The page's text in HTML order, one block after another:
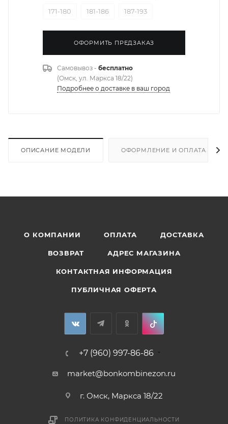
171-180 181-186 187-193
ОФОРМИТЬ ПРЕДЗАКАЗ
Самовывоз - бесплатно
(Омск, ул. Маркса 18/22)
Подробнее о доставке в ваш город
ОПИСАНИЕ МОДЕЛИ ОФОРМЛЕНИЕ И ОПЛАТА
О КОМПАНИИ ОПЛАТА ДОСТАВКА
ВОЗВРАТ АДРЕС МАГАЗИНА
КОНТАКТНАЯ ИНФОРМАЦИЯ
ПУБЛИЧНАЯ ОФЕРТА
+7 (960) 997-86-86
market@bonkombinezon.ru
г. Омск, Маркса 18/22
ПОЛИТИКА КОНФИДЕНЦИАЛЬНОСТИ